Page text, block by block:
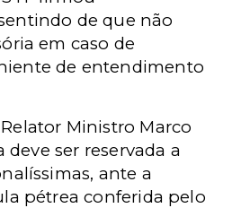
de que não
em caso de
de entendimento
Ministro Marco
deve ser reservada a
ante a
pétrea conferida pelo